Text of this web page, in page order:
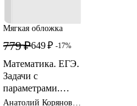
Мягкая обложка
779 ₽649 ₽ -17%
Математика. ЕГЭ.
Задачи с
параметрами.
Типовое задание
Анатолий Корянов,